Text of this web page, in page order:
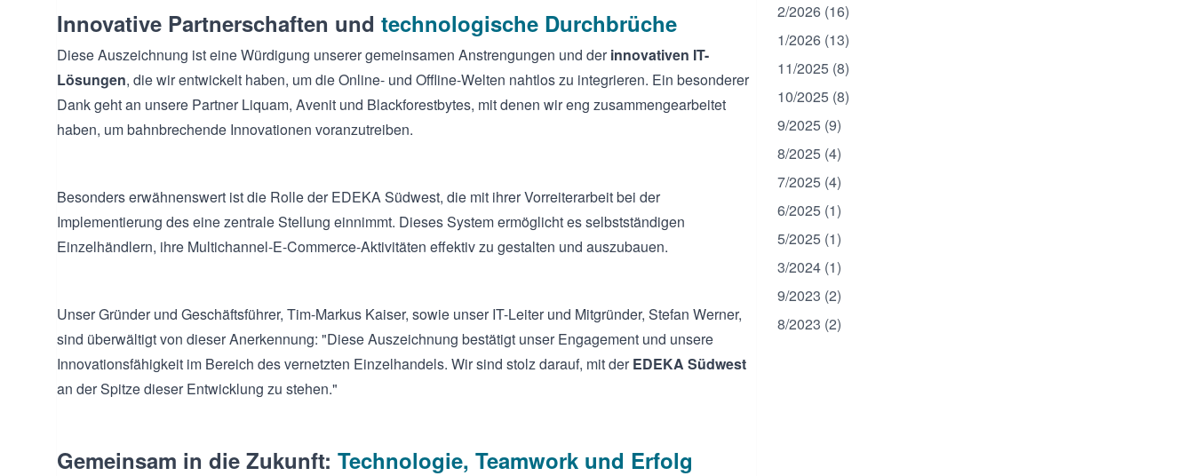
Innovative Partnerschaften und technologische Durchbrüche
Diese Auszeichnung ist eine Würdigung unserer gemeinsamen Anstrengungen und derinnovativen IT-
Lösungen, die wir entwickelt haben, um die Online- und Offline-Welten nahtlos zu integrieren. Ein besonderer
Dank geht an unsere Partner Liquam, Avenit und Blackforestbytes, mit denen wir eng zusammengearbeitet
haben, um bahnbrechende Innovationen voranzutreiben.
Besonders erwähnenswert ist die Rolle der EDEKA Südwest, die mit ihrer Vorreiterarbeit bei der
Implementierung des eine zentrale Stellung einnimmt. Dieses System ermöglicht es selbstständigen
Einzelhändlern, ihre Multichannel-E-Commerce-Aktivitäten effektiv zu gestalten und auszubauen.
Unser Gründer und Geschäftsführer, Tim-Markus Kaiser, sowie unser IT-Leiter und Mitgründer, Stefan Werner,
sind überwältigt von dieser Anerkennung: "Diese Auszeichnung bestätigt unser Engagement und unsere
Innovationsfähigkeit im Bereich des vernetzten Einzelhandels. Wir sind stolz darauf, mit derEDEKA Südwest
an der Spitze dieser Entwicklung zu stehen."
Gemeinsam in die Zukunft: Technologie, Teamwork und Erfolg
2/2026 (16)
1/2026 (13)
11/2025 (8)
10/2025 (8)
9/2025 (9)
8/2025 (4)
7/2025 (4)
6/2025 (1)
5/2025 (1)
3/2024 (1)
9/2023 (2)
8/2023 (2)